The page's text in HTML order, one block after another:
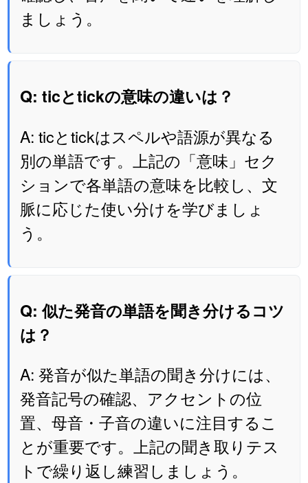
ましょう。
Q: ticとtickの意味の違いは？
A: ticとtickはスペルや語源が異なる
別の単語です。上記の「意味」セク
ションで各単語の意味を比較し、文
脈に応じた使い分けを学びましょ
う。
Q: 似た発音の単語を聞き分けるコツ
は？
A: 発音が似た単語の聞き分けには、
発音記号の確認、アクセントの位
置、母音・子音の違いに注目するこ
とが重要です。上記の聞き取りテス
トで繰り返し練習しましょう。